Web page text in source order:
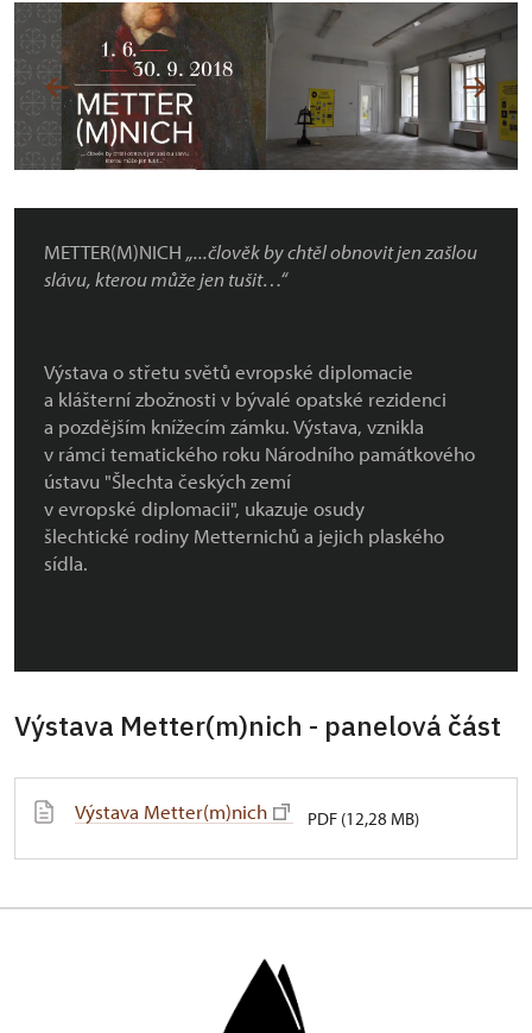
METTER(M)NICH „...člověk by chtěl obnovit jen zašlou
slávu, kterou může jen tušit…“
Výstava o střetu světů evropské diplomacie
a klášterní zbožnosti v bývalé opatské rezidenci
a pozdějším knížecím zámku. Výstava, vznikla
v rámci tematického roku Národního památkového
ústavu "Šlechta českých zemí
v evropské diplomacii", ukazuje osudy
šlechtické rodiny Metternichů a jejich plaského
sídla.
Výstava Metter(m)nich - panelová část
Výstava Metter(m)nich PDF (12,28 MB)